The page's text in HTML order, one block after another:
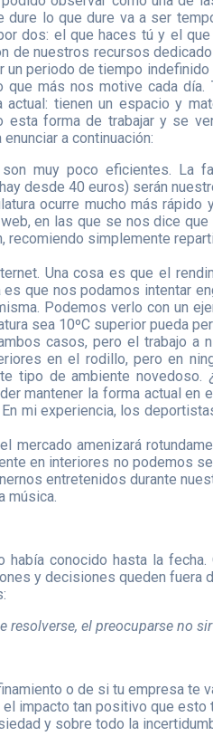
lo que dure va a ser
dos: el que haces tú y el
de nuestros recursos
periodo de tiempo
más nos motive cada día.
tienen un espacio y
forma de trabajar y se
a continuación:
muy poco eficientes. La
desde 40 euros) serán
ocurre mucho más
en las que se nos dice
simplemente
Una cosa es que el
que nos podamos intentar
Podemos verlo con un
sea 10ºC superior pueda
casos, pero el trabajo a
en el rodillo, pero en
tipo de ambiente novedoso.
mantener la forma actual en
mi experiencia, los
amenizará
en interiores no podemos
entretenidos durante
música.
conocido hasta la
y decisiones queden fuera
resolverse, el preocuparse no
o de si tu empresa te
impacto tan positivo que
y sobre todo la